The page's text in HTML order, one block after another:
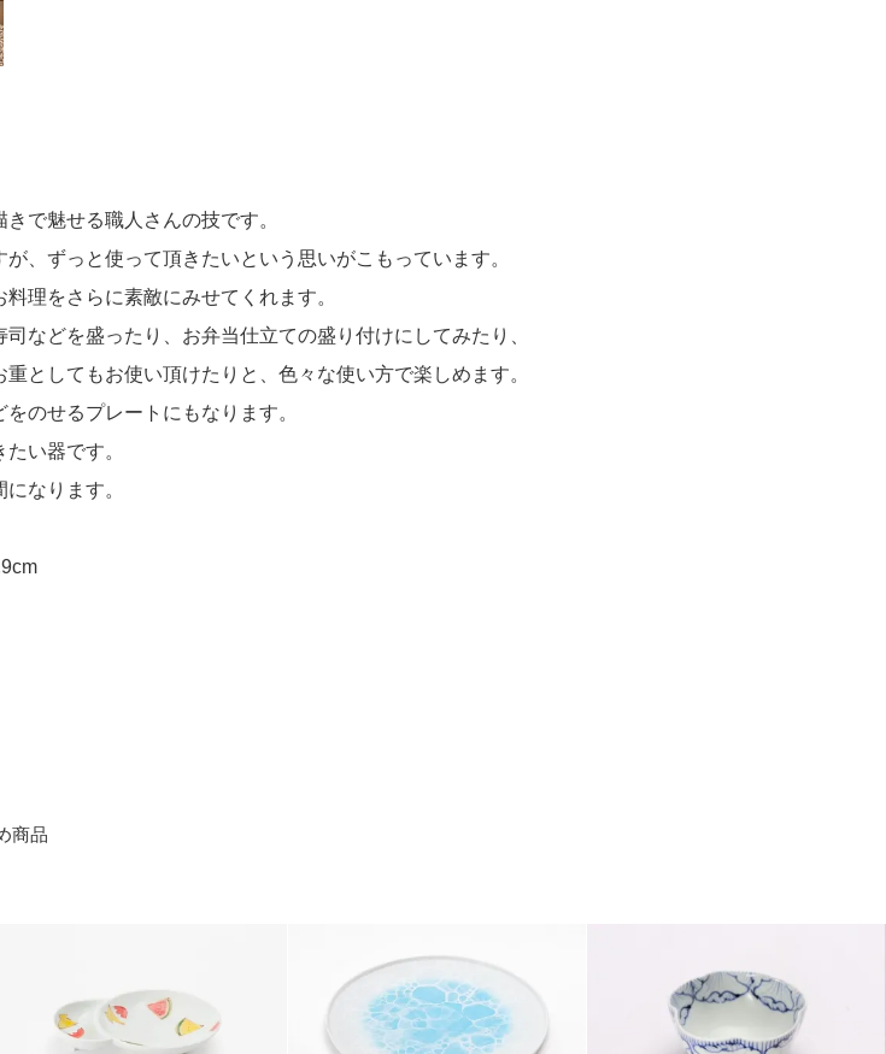
で魅せる職人さんの技です。
、ずっと使って頂きたいという思いがこもっています。
理をさらに素敵にみせてくれます。
などを盛ったり、お弁当仕立ての盛り付けにしてみたり、
としてもお使い頂けたりと、色々な使い方で楽しめます。
のせるプレートにもなります。
い器です。
なります。
商品